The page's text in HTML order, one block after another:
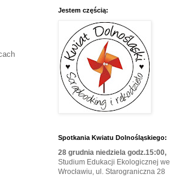
Jestem częścią:
Spotkania Kwiatu Dolnośląskiego:
28 grudnia niedziela godz.15:00,
Studium Edukacji Ekologicznej we
Wrocławiu, ul. Starograniczna 28